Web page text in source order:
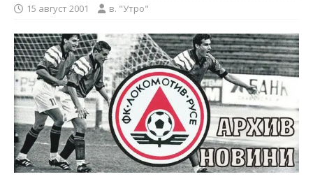
15 август 2001 в. "Утро"